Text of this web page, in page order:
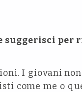
suggerisci
I giovani
come me o